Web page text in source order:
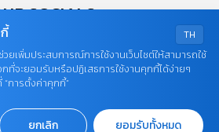
SOCIALS
2026
TH
วยเพิ่มประสบการณ์การใช้งานเว็บไซต์ให้สามารถใช้
จะยอมรับหรือปฏิเสธการใช้งานคุกกี้ได้ง่ายๆ
“การตั้งค่าคุกกี้”
ยกเลิก ยอมรับทั้งหมด